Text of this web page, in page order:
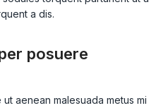
a dis.
posuere
aenean malesuada metus mi